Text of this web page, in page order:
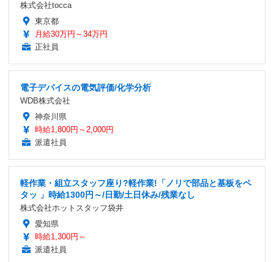
株式会社tocca
東京都
月給30万円～34万円
正社員
電子デバイスの電気評価/化学分析
WDB株式会社
神奈川県
時給1,800円～2,000円
派遣社員
軽作業・組立スタッフ座り?軽作業!「ノリで部品と基板をペ
タッ 」時給1300円～/日勤/土日休み/残業なし
株式会社ホットスタッフ袋井
愛知県
時給1,300円～
派遣社員